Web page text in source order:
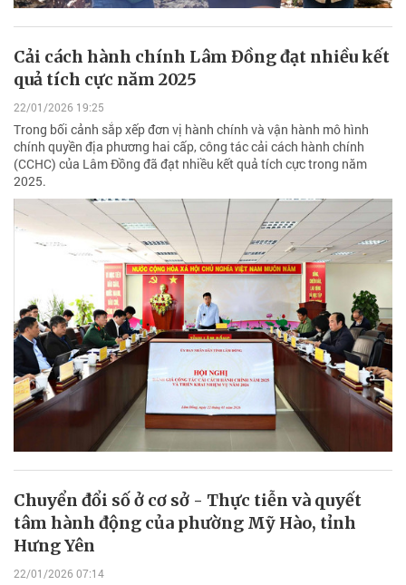
Cải cách hành chính Lâm Đồng đạt nhiều kết
quả tích cực năm 2025
22/01/2026 19:25
Trong bối cảnh sắp xếp đơn vị hành chính và vận hành mô hình
chính quyền địa phương hai cấp, công tác cải cách hành chính
(CCHC) của Lâm Đồng đã đạt nhiều kết quả tích cực trong năm
2025.
Chuyển đổi số ở cơ sở - Thực tiễn và quyết
tâm hành động của phường Mỹ Hào, tỉnh
Hưng Yên
22/01/2026 07:14